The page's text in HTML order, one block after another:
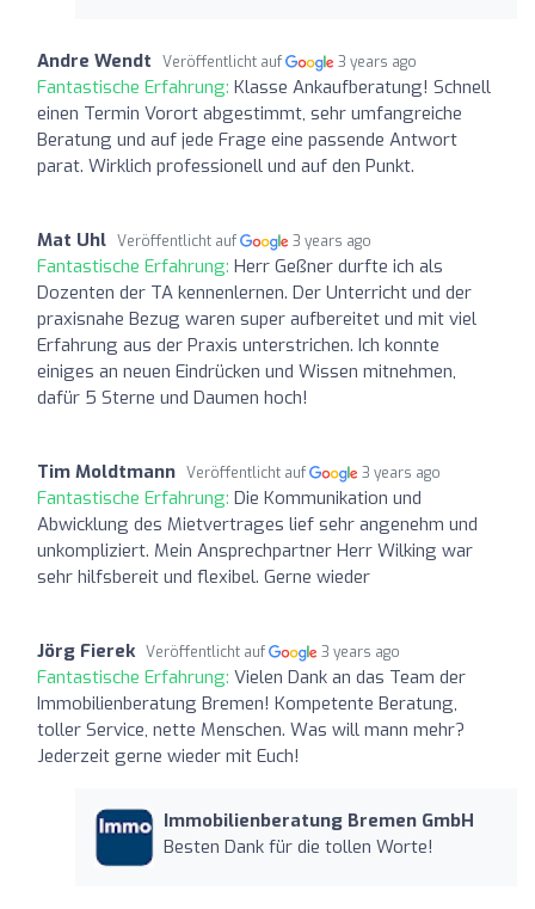
Andre Wendt Veröffentlicht auf 3 years ago
Fantastische Erfahrung: Klasse Ankaufberatung! Schnell
einen Termin Vorort abgestimmt, sehr umfangreiche
Beratung und auf jede Frage eine passende Antwort
parat. Wirklich professionell und auf den Punkt.
Mat Uhl Veröffentlicht auf 3 years ago
Fantastische Erfahrung: Herr Geßner durfte ich als
Dozenten der TA kennenlernen. Der Unterricht und der
praxisnahe Bezug waren super aufbereitet und mit viel
Erfahrung aus der Praxis unterstrichen. Ich konnte
einiges an neuen Eindrücken und Wissen mitnehmen,
dafür 5 Sterne und Daumen hoch!
Tim Moldtmann Veröffentlicht auf 3 years ago
Fantastische Erfahrung: Die Kommunikation und
Abwicklung des Mietvertrages lief sehr angenehm und
unkompliziert. Mein Ansprechpartner Herr Wilking war
sehr hilfsbereit und flexibel. Gerne wieder
Jörg Fierek Veröffentlicht auf 3 years ago
Fantastische Erfahrung: Vielen Dank an das Team der
Immobilienberatung Bremen! Kompetente Beratung,
toller Service, nette Menschen. Was will mann mehr?
Jederzeit gerne wieder mit Euch!
Immobilienberatung Bremen GmbH
Besten Dank für die tollen Worte!